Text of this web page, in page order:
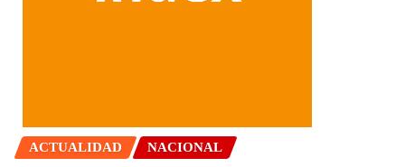
ACTUALIDAD NACIONAL